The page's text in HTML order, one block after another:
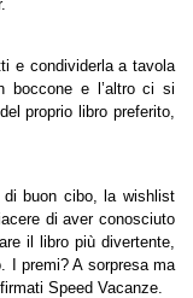
e condividerla a tavola
boccone e l’altro ci si
proprio libro preferito,
buon cibo, la wishlist
di aver conosciuto
il libro più divertente,
I premi? A sorpresa ma
Speed Vacanze.